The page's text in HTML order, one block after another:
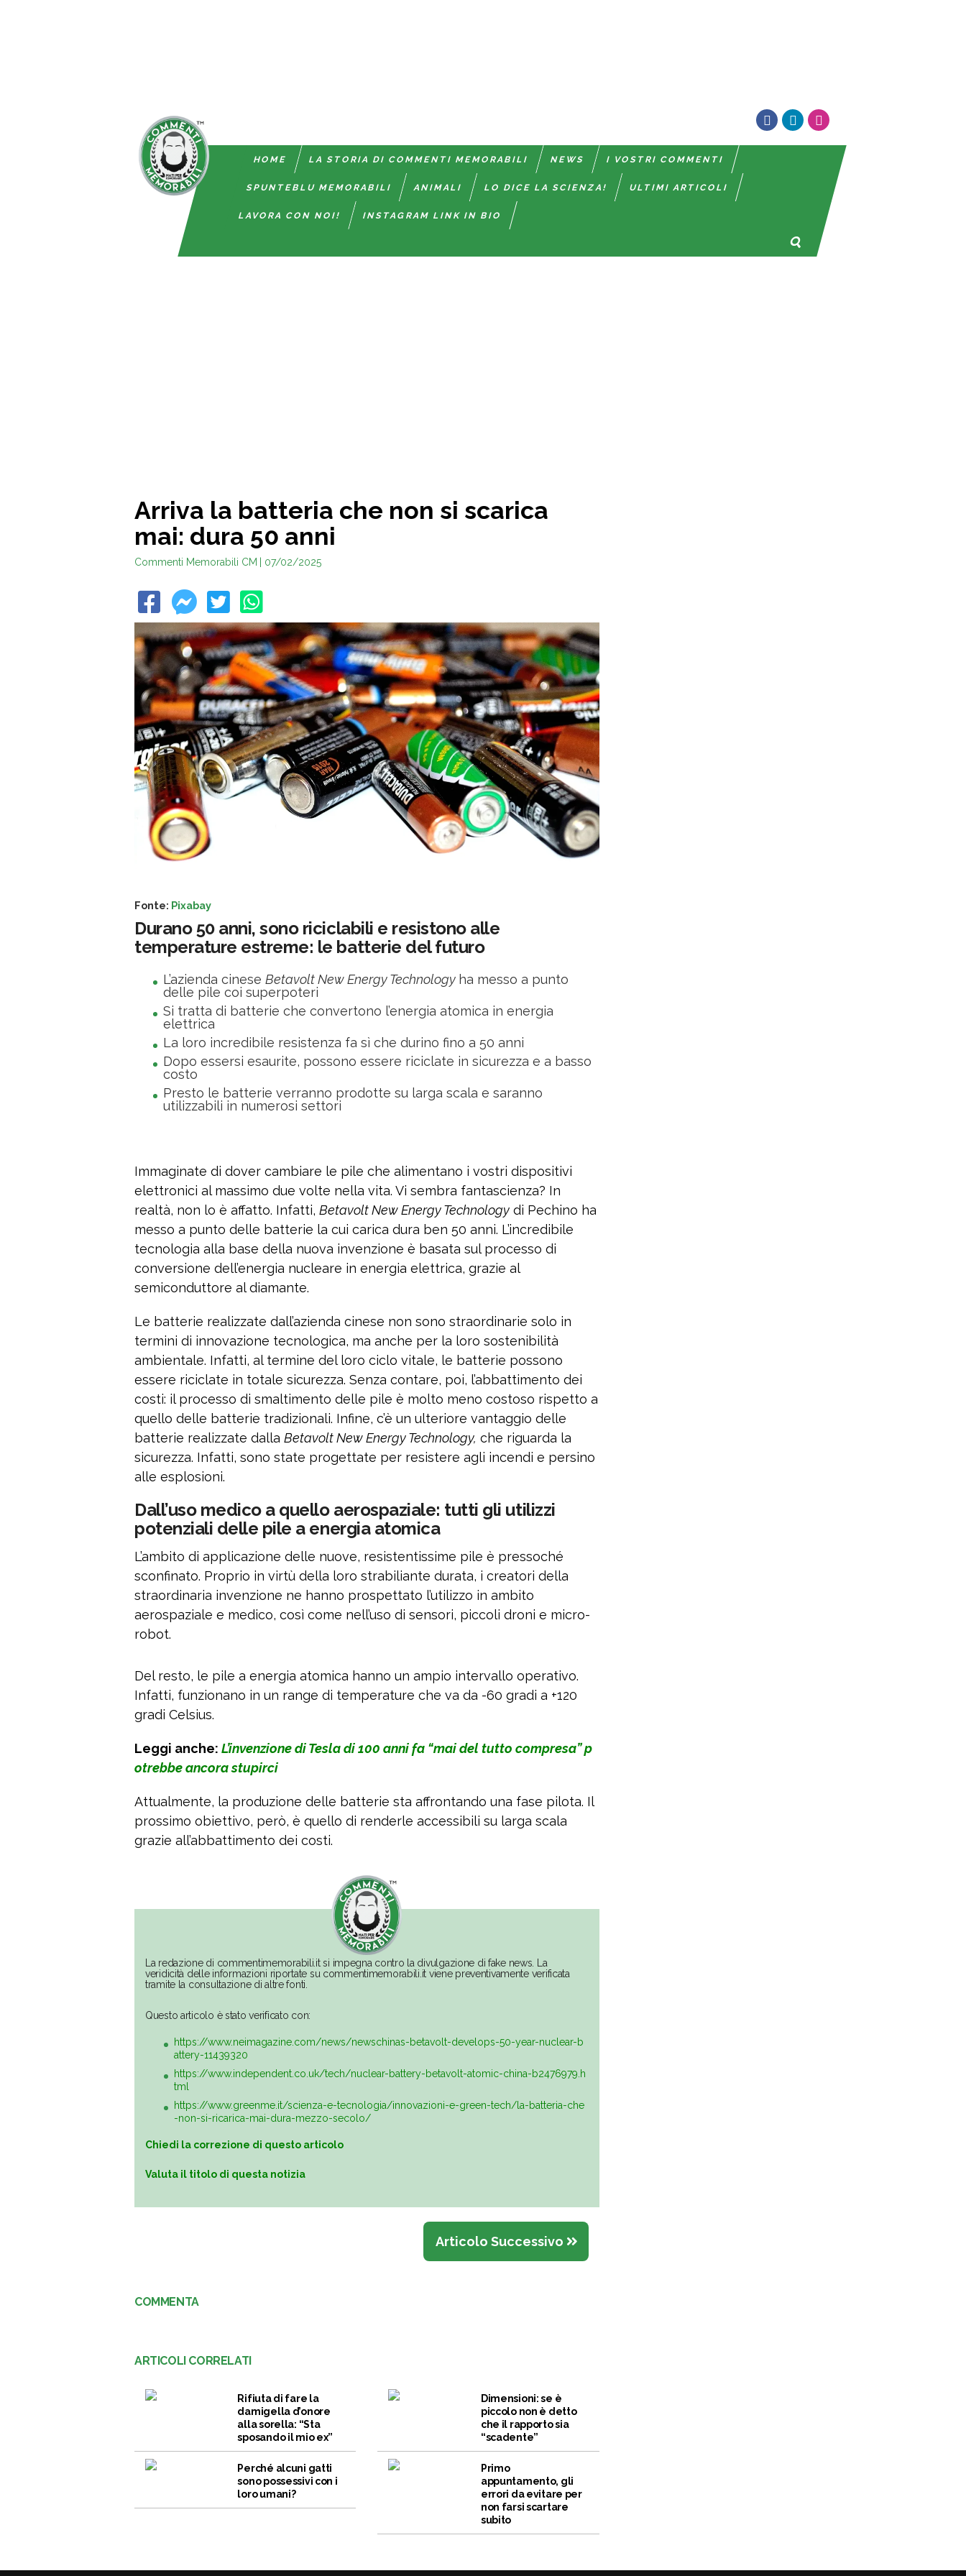
HOME LA STORIA DI COMMENTI MEMORABILI NEWS I VOSTRI COMMENTI
SPUNTEBLU MEMORABILI ANIMALI LO DICE LA SCIENZA! ULTIMI ARTICOLI
LAVORA CON NOI! INSTAGRAM LINK IN BIO
Arriva la batteria che non si scarica
mai: dura 50 anni
Commenti Memorabili CM | 07/02/2025
Fonte: Pixabay
Durano 50 anni, sono riciclabili e resistono alle
temperature estreme: le batterie del futuro
L’azienda cinese Betavolt New Energy Technology ha messo a punto
delle pile coi superpoteri
Si tratta di batterie che convertono l’energia atomica in energia
elettrica
La loro incredibile resistenza fa sì che durino fino a 50 anni
Dopo essersi esaurite, possono essere riciclate in sicurezza e a basso
costo
Presto le batterie verranno prodotte su larga scala e saranno
utilizzabili in numerosi settori
Immaginate di dover cambiare le pile che alimentano i vostri dispositivi
elettronici al massimo due volte nella vita. Vi sembra fantascienza? In
realtà, non lo è affatto. Infatti, Betavolt New Energy Technology di Pechino ha
messo a punto delle batterie la cui carica dura ben 50 anni. L’incredibile
tecnologia alla base della nuova invenzione è basata sul processo di
conversione dell’energia nucleare in energia elettrica, grazie al
semiconduttore al diamante.
Le batterie realizzate dall’azienda cinese non sono straordinarie solo in
termini di innovazione tecnologica, ma anche per la loro sostenibilità
ambientale. Infatti, al termine del loro ciclo vitale, le batterie possono
essere riciclate in totale sicurezza. Senza contare, poi, l’abbattimento dei
costi: il processo di smaltimento delle pile è molto meno costoso rispetto a
quello delle batterie tradizionali. Infine, c’è un ulteriore vantaggio delle
batterie realizzate dalla Betavolt New Energy Technology, che riguarda la
sicurezza. Infatti, sono state progettate per resistere agli incendi e persino
alle esplosioni.
Dall’uso medico a quello aerospaziale: tutti gli utilizzi
potenziali delle pile a energia atomica
L’ambito di applicazione delle nuove, resistentissime pile è pressoché
sconfinato. Proprio in virtù della loro strabiliante durata, i creatori della
straordinaria invenzione ne hanno prospettato l’utilizzo in ambito
aerospaziale e medico, così come nell’uso di sensori, piccoli droni e micro-
robot.
Del resto, le pile a energia atomica hanno un ampio intervallo operativo.
Infatti, funzionano in un range di temperature che va da -60 gradi a +120
gradi Celsius.
Leggi anche: L’invenzione di Tesla di 100 anni fa “mai del tutto compresa” p
otrebbe ancora stupirci
Attualmente, la produzione delle batterie sta affrontando una fase pilota. Il
prossimo obiettivo, però, è quello di renderle accessibili su larga scala
grazie all’abbattimento dei costi.
La redazione di commentimemorabili.it si impegna contro la divulgazione di fake news. La
veridicità delle informazioni riportate su commentimemorabili.it viene preventivamente verificata
tramite la consultazione di altre fonti.
Questo articolo è stato verificato con:
https://www.neimagazine.com/news/newschinas-betavolt-develops-50-year-nuclear-b
attery-11439320
https://www.independent.co.uk/tech/nuclear-battery-betavolt-atomic-china-b2476979.h
tml
https://www.greenme.it/scienza-e-tecnologia/innovazioni-e-green-tech/la-batteria-che
-non-si-ricarica-mai-dura-mezzo-secolo/
Chiedi la correzione di questo articolo
Valuta il titolo di questa notizia
Articolo Successivo
COMMENTA
ARTICOLI CORRELATI
Rifiuta di fare la
damigella d’onore
alla sorella: “Sta
sposando il mio ex”
Dimensioni: se è
piccolo non è detto
che il rapporto sia
“scadente”
Perché alcuni gatti
sono possessivi con i
loro umani?
Primo
appuntamento, gli
errori da evitare per
non farsi scartare
subito